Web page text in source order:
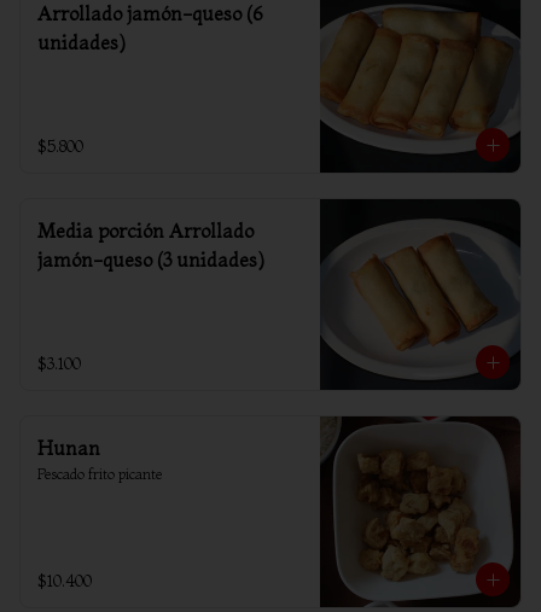
Arrollado jamón-queso (6
unidades)
$5.800
Media porción Arrollado
jamón-queso (3 unidades)
$3.100
Hunan
Pescado frito picante
$10.400